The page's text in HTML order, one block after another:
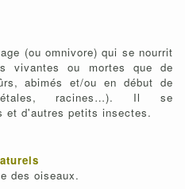
(ou omnivore) qui se nourrit
vivantes ou mortes que de
abimés et/ou en début de
racines…). Il se
et d'autres petits insectes.
des oiseaux.